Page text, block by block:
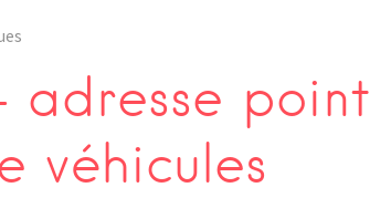
adresse point
véhicules